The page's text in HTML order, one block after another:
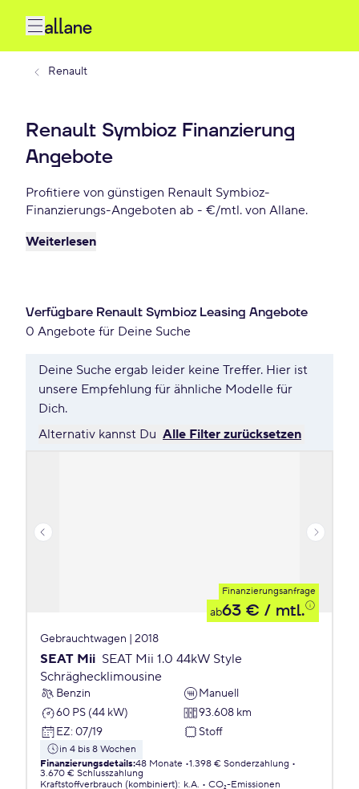
Renault
Renault Symbioz Finanzierung
Angebote
Profitiere von günstigen Renault Symbioz-
Finanzierungs-Angeboten ab - €/mtl. von Allane.
Weiterlesen
Verfügbare Renault Symbioz Leasing Angebote
0 Angebote für Deine Suche
Deine Suche ergab leider keine Treffer. Hier ist
unsere Empfehlung für ähnliche Modelle für
Dich.
Alternativ kannst Du Alle Filter zurücksetzen
Finanzierungsanfrage
ab63 € / mtl.
Gebrauchtwagen | 2018
SEAT Mii SEAT Mii 1.0 44kW Style
Schräghecklimousine
Benzin
Manuell
60 PS (44 kW)
93.608 km
EZ: 07/19 Stoff
in 4 bis 8 Wochen
Finanzierungsdetails:48 Monate 1.398 € Sonderzahlung
3.670 € Schlusszahlung
Kraftstoffverbrauch (kombiniert): k.A.
CO₂-Emissionen